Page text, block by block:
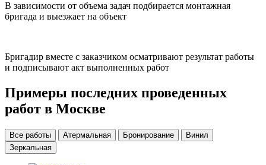
В зависимости от объема задач подбирается монтажная
бригада и выезжает на объект
Бригадир вместе с заказчиком осматривают результат работы
и подписывают акт выполненных работ
Примеры последних проведенных
работ в Москве
Все работы Атермальная Бронирование
Винил
Зеркальная